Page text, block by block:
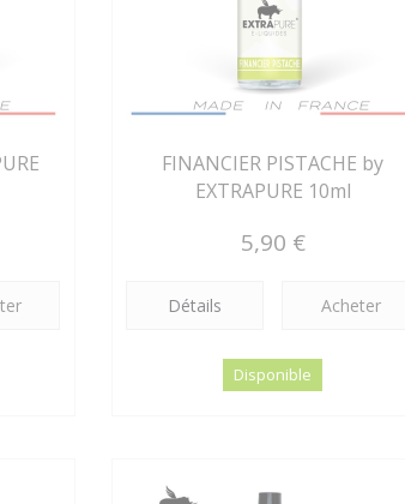
FINANCIER PISTACHE by
EXTRAPURE 10ml
5,90 €
Détails Acheter
Disponible